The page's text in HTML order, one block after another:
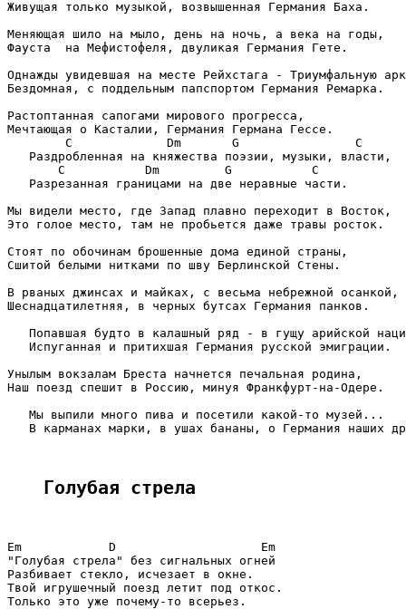
Живущая только музыкой, возвышенная Германия Баха.
Меняющая шило на мыло, день на ночь, а века на годы,
Фауста  на Мефистофеля, двуликая Германия Гете.
Однажды увидевшая на месте Рейхстага - Триумфальную
Бездомная, с поддельным папспортом Германия Ремарка.
Растоптанная сапогами мирового прогресса,
Мечтающая о Касталии, Германия Германа Гессе.
        C             Dm       G                C
   Раздробленная на княжества поэзии, музыки, власти,
       C           Dm         G           C
   Разрезанная границами на две неравные части.
Мы видели место, где Запад плавно переходит в Восток,
Это голое место, там не пробьется даже травы росток.
Стоят по обочинам брошенные дома единой страны,
Сшитой белыми нитками по шву Берлинской Стены.
В рваных джинсах и майках, с весьма небрежной осанкой,
Шеснадцатилетняя, в черных бутсах Германия панков.
Попавшая будто в калашный ряд - в гущу арийской
   Испуганная и притихшая Германия русской эмиграции.
Унылым вокзалам Бреста начнется печальная родина,
Наш поезд спешит в Россию, минуя Франкфурт-на-Одере.
   Мы выпили много пива и посетили какой-то музей...
В карманах марки, в ушах бананы, о Германия наших
Голубая стрела
Em            D                    Em
"Голубая стрела" без сигнальных огней
Разбивает стекло, исчезает в окне.
Твой игрушечный поезд летит под откос.
Только это уже почему-то всерьез.